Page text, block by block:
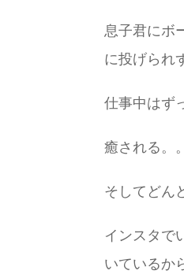
息子君にボ
に投げられ
仕事中はず
癒される。
そしてどん
インスタで
いているか